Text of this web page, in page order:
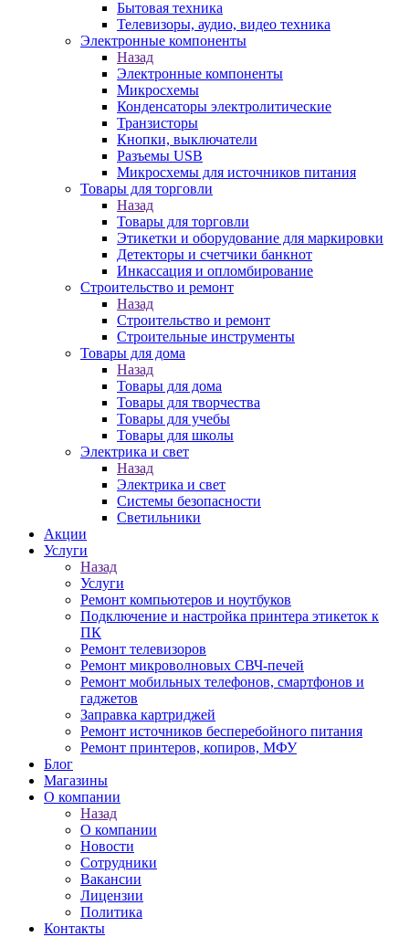
Бытовая техника
Телевизоры, аудио, видео техника
Электронные компоненты
Назад
Электронные компоненты
Микросхемы
Конденсаторы электролитические
Транзисторы
Кнопки, выключатели
Разъемы USB
Микросхемы для источников питания
Товары для торговли
Назад
Товары для торговли
Этикетки и оборудование для маркировки
Детекторы и счетчики банкнот
Инкассация и опломбирование
Строительство и ремонт
Назад
Строительство и ремонт
Строительные инструменты
Товары для дома
Назад
Товары для дома
Товары для творчества
Товары для учебы
Товары для школы
Электрика и свет
Назад
Электрика и свет
Системы безопасности
Светильники
Акции
Услуги
Назад
Услуги
Ремонт компьютеров и ноутбуков
Подключение и настройка принтера этикеток к
ПК
Ремонт телевизоров
Ремонт микроволновых СВЧ-печей
Ремонт мобильных телефонов, смартфонов и
гаджетов
Заправка картриджей
Ремонт источников бесперебойного питания
Ремонт принтеров, копиров, МФУ
Блог
Магазины
О компании
Назад
О компании
Новости
Сотрудники
Вакансии
Лицензии
Политика
Контакты